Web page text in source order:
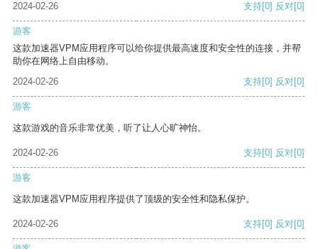
2024-02-26
支持[0] 反对[0]
游客
这款加速器VPM应用程序可以给你提供最高速度和安全性的连接，并帮
助你在网络上自由移动。
2024-02-26
支持[0] 反对[0]
游客
这款游戏的音乐非常优美，听了让人心旷神怡。
2024-02-26 支持[0] 反对[0]
游客
这款加速器VPM应用程序提供了顶级的安全性和隐私保护。
2024-02-26 支持[0] 反对[0]